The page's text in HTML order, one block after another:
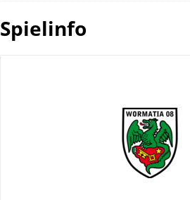
Spielinfo